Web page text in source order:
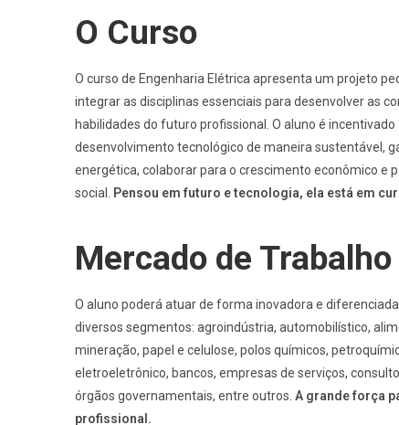
O Curso
O curso de Engenharia Elétrica apresenta um projeto
integrar as disciplinas essenciais para desenvolver as
habilidades do futuro profissional. O aluno é
desenvolvimento tecnológico de maneira sustentável,
energética, colaborar para o crescimento econômico e
social.
Pensou em futuro e tecnologia, ela está em
Mercado de Trabalho
O aluno poderá atuar de forma inovadora e
diversos segmentos: agroindústria, automobilístico,
mineração, papel e celulose, polos químicos,
eletroeletrônico, bancos, empresas de serviços,
órgãos governamentais, entre outros. A grande força
profissional.